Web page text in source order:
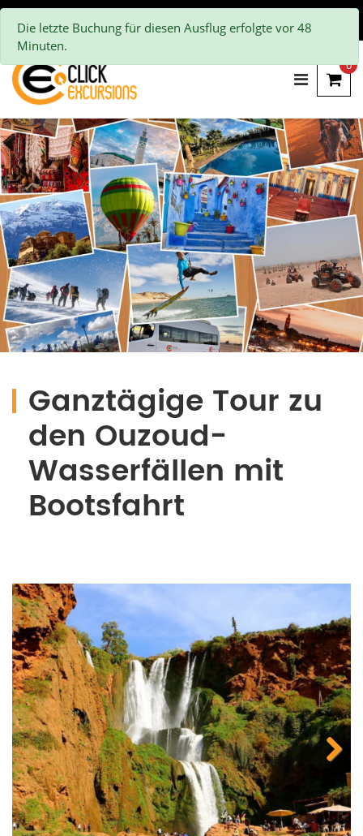
0
Ganztägige Tour zu
den Ouzoud-
Wasserfällen mit
Bootsfahrt
Die letzte Buchung für diesen Ausflug erfolgte vor 48
Minuten.